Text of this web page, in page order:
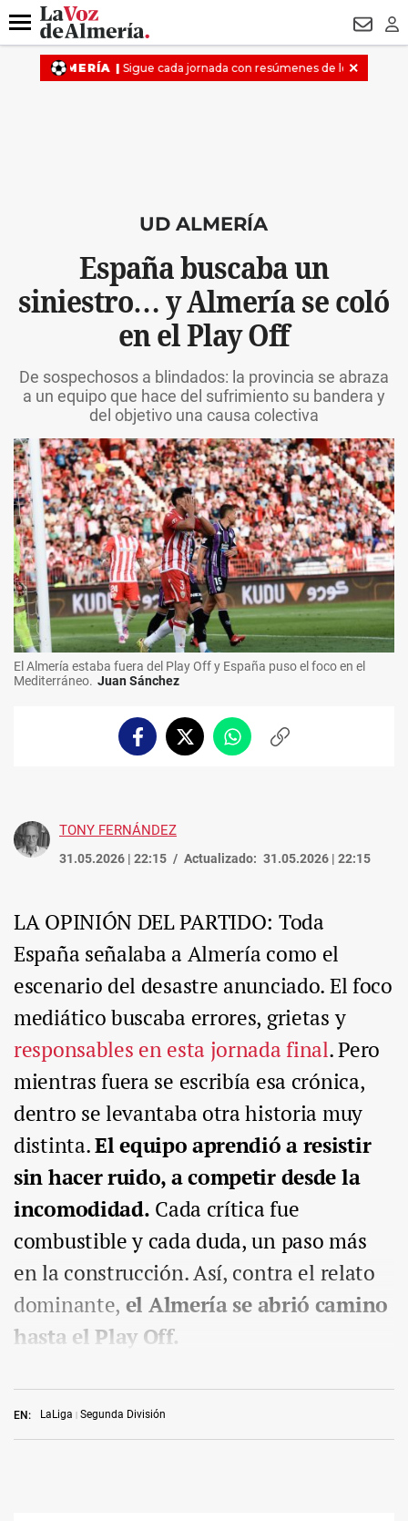
DESTACADO CONDENADOS
Menú
UD ALMERÍA
España buscaba un
siniestro… y Almería se coló
en el Play Off
De sospechosos a blindados: la provincia se abraza
a un equipo que hace del sufrimiento su bandera y
del objetivo una causa colectiva
El Almería estaba fuera del Play Off y España puso el foco en el
Mediterráneo. Juan Sánchez
FacebookTwitterWhatsappCopiar
TONY FERNÁNDEZ
31.05.2026 | 22:15 Actualizado: 31.05.2026 | 22:15
EN: LaLiga Segunda División
LA OPINIÓN DEL PARTIDO: Toda
España señalaba a Almería como el
escenario del desastre anunciado. El foco
mediático buscaba errores, grietas y
responsables en esta jornada final. Pero
mientras fuera se escribía esa crónica,
dentro se levantaba otra historia muy
distinta.El equipo aprendió a resistir
sin hacer ruido, a competir desde la
incomodidad. Cada crítica fue
combustible y cada duda, un paso más
en la construcción. Así, contra el relato
dominante, el Almería se abrió camino
hasta el Play Off.